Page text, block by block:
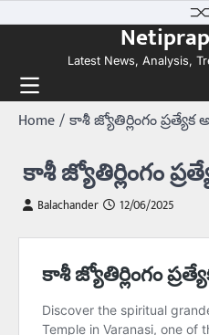
to
Latest News, Analysis,
Home కాశీ జ్యోతిర్లింగం ప్రత్యేక
కాశీ జ్యోతిర్లింగం
Balachander 12/06/2025